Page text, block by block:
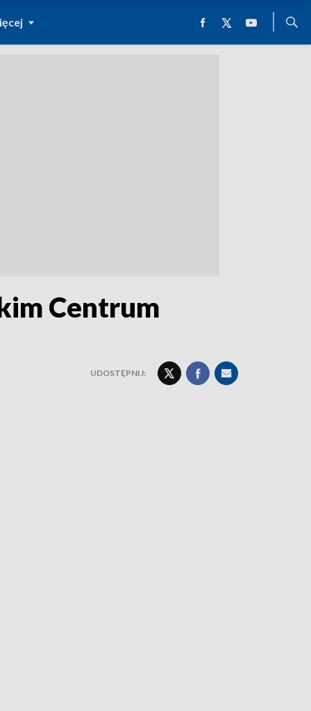
Centrum
UDOSTĘPNIJ: